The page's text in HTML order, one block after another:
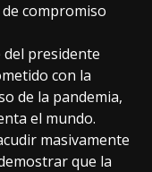
compromiso
presidente
con la
de la pandemia,
el mundo.
masivamente
que la